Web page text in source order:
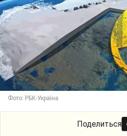
Фото: РБК-Україна
Поделиться